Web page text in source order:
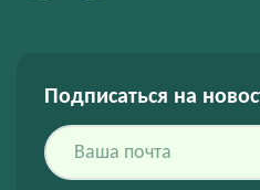
Подписаться на